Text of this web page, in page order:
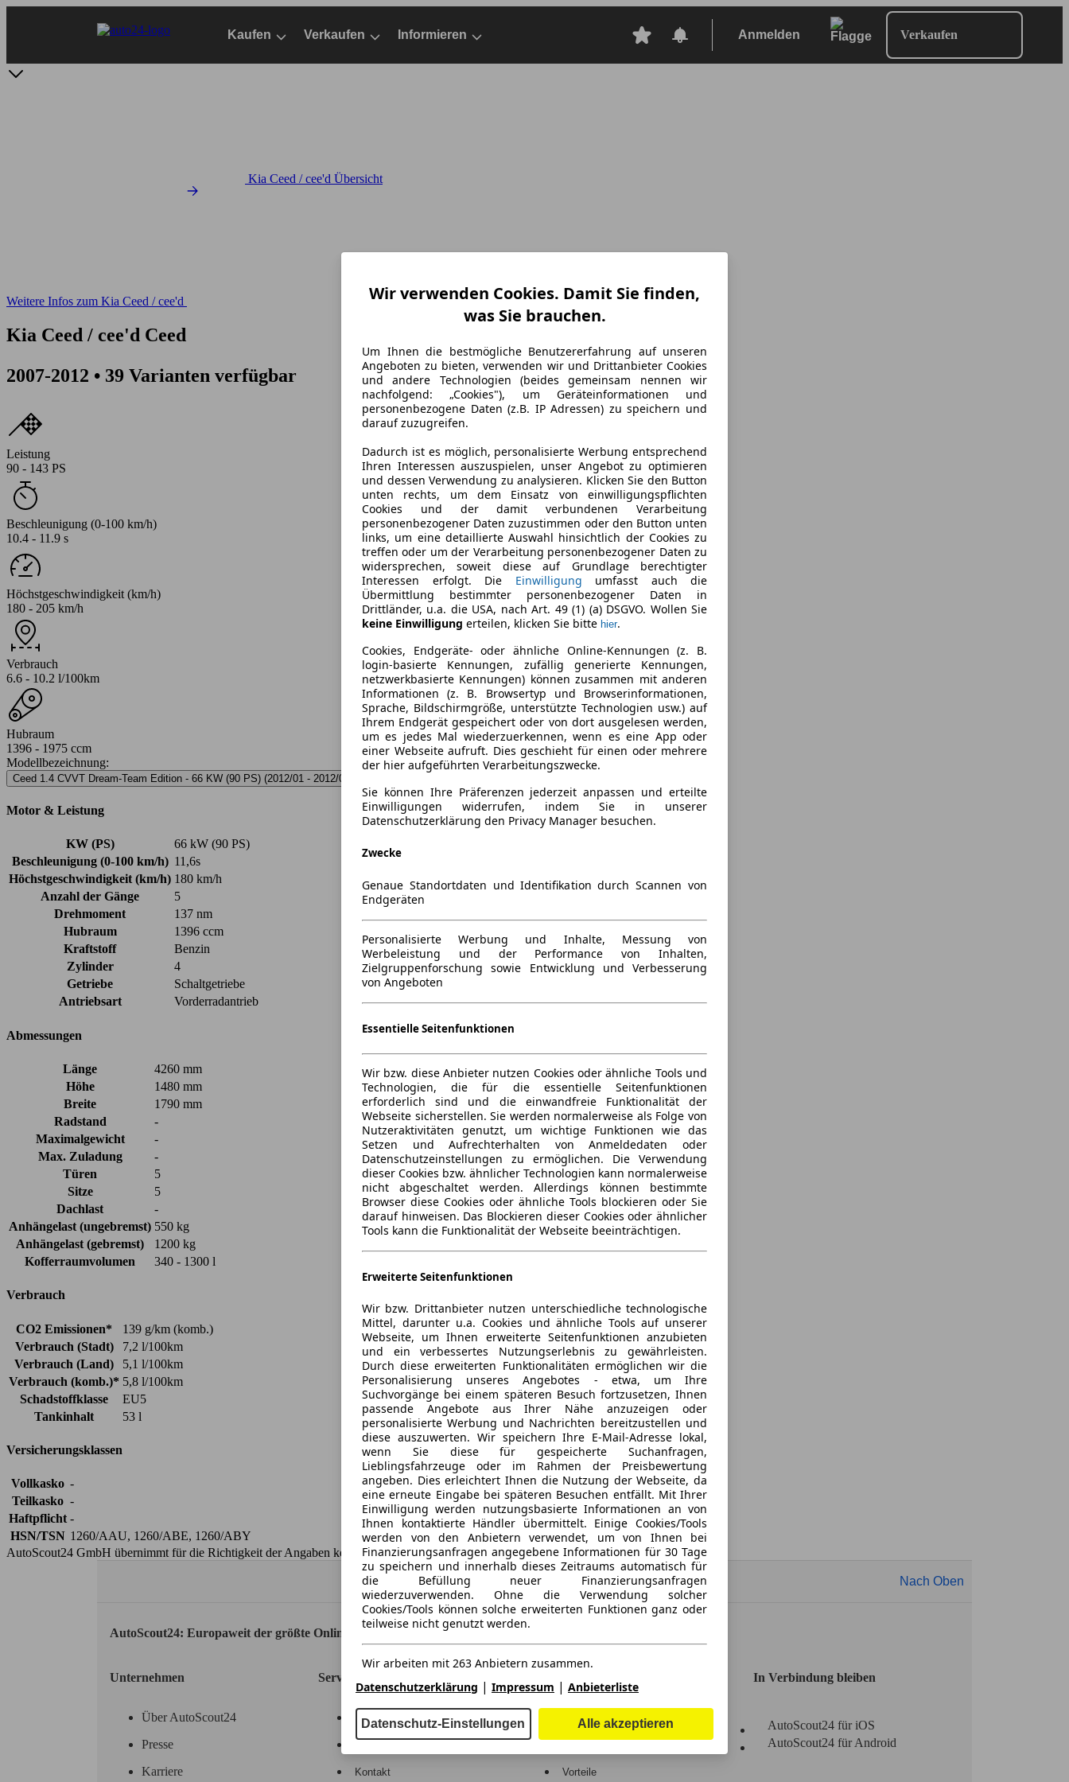
Kaufen Verkaufen Informieren Anmelden Verkaufen
Kia Ceed / cee'd Übersicht
Weitere Infos zum Kia Ceed / cee'd
Kia Ceed / cee'd Ceed
2007-2012 • 39 Varianten verfügbar
Leistung
90 - 143 PS
Beschleunigung (0-100 km/h)
10.4 - 11.9 s
Höchstgeschwindigkeit (km/h)
180 - 205 km/h
Verbrauch
6.6 - 10.2 l/100km
Hubraum
1396 - 1975 ccm
Modellbezeichnung:
Ceed 1.4 CVVT Dream-Team Edition - 66 KW (90 PS) (2012/01 - 2012/06)
Motor & Leistung
KW (PS)
66 kW (90 PS)
Beschleunigung (0-100 km/h) 11,6s
Höchstgeschwindigkeit (km/h) 180 km/h
Anzahl der Gänge
5
Drehmoment
137 nm
Hubraum
1396 ccm
Kraftstoff
Benzin
Zylinder
4
Getriebe
Schaltgetriebe
Antriebsart
Vorderradantrieb
Abmessungen
Länge
4260 mm
Höhe
1480 mm
Breite
1790 mm
Radstand
-
Maximalgewicht
-
Max. Zuladung
-
Türen
5
Sitze
5
Dachlast
-
Anhängelast (ungebremst) 550 kg
Anhängelast (gebremst)
1200 kg
Kofferraumvolumen
340 - 1300 l
Verbrauch
CO2 Emissionen*
139 g/km (komb.)
Verbrauch (Stadt)
7,2 l/100km
Verbrauch (Land)
5,1 l/100km
Verbrauch (komb.)* 5,8 l/100km
Schadstoffklasse
EU5
Tankinhalt
53 l
Versicherungsklassen
Vollkasko -
Teilkasko -
Haftpflicht -
HSN/TSN 1260/AAU, 1260/ABE, 1260/ABY
AutoScout24 GmbH übernimmt für die Richtigkeit der Angaben keine Gewähr.
Nach Oben
AutoScout24: Europaweit der größte Online-Automarkt.
Unternehmen
Über AutoScout24
Presse
Karriere
Service
Hilfe
Kontakt
Anmelden
Vorteile
In Verbindung bleiben
AutoScout24 für iOS
AutoScout24 für Android
Wir verwenden Cookies. Damit Sie finden,
was Sie brauchen.
Um Ihnen die bestmögliche Benutzererfahrung auf unseren
Angeboten zu bieten, verwenden wir und Drittanbieter Cookies
und andere Technologien (beides gemeinsam nennen wir
nachfolgend: „Cookies"), um Geräteinformationen und
personenbezogene Daten (z.B. IP Adressen) zu speichern und
darauf zuzugreifen.
Dadurch ist es möglich, personalisierte Werbung entsprechend
Ihren Interessen auszuspielen, unser Angebot zu optimieren
und dessen Verwendung zu analysieren. Klicken Sie den Button
unten rechts, um dem Einsatz von einwilligungspflichten
Cookies und der damit verbundenen Verarbeitung
personenbezogener Daten zuzustimmen oder den Button unten
links, um eine detaillierte Auswahl hinsichtlich der Cookies zu
treffen oder um der Verarbeitung personenbezogener Daten zu
widersprechen, soweit diese auf Grundlage berechtigter
Interessen erfolgt. Die Einwilligung umfasst auch die
Übermittlung bestimmter personenbezogener Daten in
Drittländer, u.a. die USA, nach Art. 49 (1) (a) DSGVO. Wollen Sie
keine Einwilligung erteilen, klicken Sie bitte hier.
Cookies, Endgeräte- oder ähnliche Online-Kennungen (z. B.
login-basierte Kennungen, zufällig generierte Kennungen,
netzwerkbasierte Kennungen) können zusammen mit anderen
Informationen (z. B. Browsertyp und Browserinformationen,
Sprache, Bildschirmgröße, unterstützte Technologien usw.) auf
Ihrem Endgerät gespeichert oder von dort ausgelesen werden,
um es jedes Mal wiederzuerkennen, wenn es eine App oder
einer Webseite aufruft. Dies geschieht für einen oder mehrere
der hier aufgeführten Verarbeitungszwecke.
Sie können Ihre Präferenzen jederzeit anpassen und erteilte
Einwilligungen widerrufen, indem Sie in unserer
Datenschutzerklärung den Privacy Manager besuchen.
Zwecke
Genaue Standortdaten und Identifikation durch Scannen von
Endgeräten
Personalisierte Werbung und Inhalte, Messung von
Werbeleistung und der Performance von Inhalten,
Zielgruppenforschung sowie Entwicklung und Verbesserung
von Angeboten
Essentielle Seitenfunktionen
Wir bzw. diese Anbieter nutzen Cookies oder ähnliche Tools und
Technologien, die für die essentielle Seitenfunktionen
erforderlich sind und die einwandfreie Funktionalität der
Webseite sicherstellen. Sie werden normalerweise als Folge von
Nutzeraktivitäten genutzt, um wichtige Funktionen wie das
Setzen und Aufrechterhalten von Anmeldedaten oder
Datenschutzeinstellungen zu ermöglichen. Die Verwendung
dieser Cookies bzw. ähnlicher Technologien kann normalerweise
nicht abgeschaltet werden. Allerdings können bestimmte
Browser diese Cookies oder ähnliche Tools blockieren oder Sie
darauf hinweisen. Das Blockieren dieser Cookies oder ähnlicher
Tools kann die Funktionalität der Webseite beeinträchtigen.
Erweiterte Seitenfunktionen
Wir bzw. Drittanbieter nutzen unterschiedliche technologische
Mittel, darunter u.a. Cookies und ähnliche Tools auf unserer
Webseite, um Ihnen erweiterte Seitenfunktionen anzubieten
und ein verbessertes Nutzungserlebnis zu gewährleisten.
Durch diese erweiterten Funktionalitäten ermöglichen wir die
Personalisierung unseres Angebotes - etwa, um Ihre
Suchvorgänge bei einem späteren Besuch fortzusetzen, Ihnen
passende Angebote aus Ihrer Nähe anzuzeigen oder
personalisierte Werbung und Nachrichten bereitzustellen und
diese auszuwerten. Wir speichern Ihre E-Mail-Adresse lokal,
wenn Sie diese für gespeicherte Suchanfragen,
Lieblingsfahrzeuge oder im Rahmen der Preisbewertung
angeben. Dies erleichtert Ihnen die Nutzung der Webseite, da
eine erneute Eingabe bei späteren Besuchen entfällt. Mit Ihrer
Einwilligung werden nutzungsbasierte Informationen an von
Ihnen kontaktierte Händler übermittelt. Einige Cookies/Tools
werden von den Anbietern verwendet, um von Ihnen bei
Finanzierungsanfragen angegebene Informationen für 30 Tage
zu speichern und innerhalb dieses Zeitraums automatisch für
die Befüllung neuer Finanzierungsanfragen
wiederzuverwenden. Ohne die Verwendung solcher
Cookies/Tools können solche erweiterten Funktionen ganz oder
teilweise nicht genutzt werden.
Wir arbeiten mit 263 Anbietern zusammen.
Datenschutzerklärung | Impressum | Anbieterliste
Datenschutz-Einstellungen Alle akzeptieren